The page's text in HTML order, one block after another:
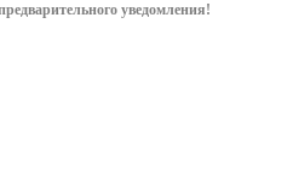
уведомления!